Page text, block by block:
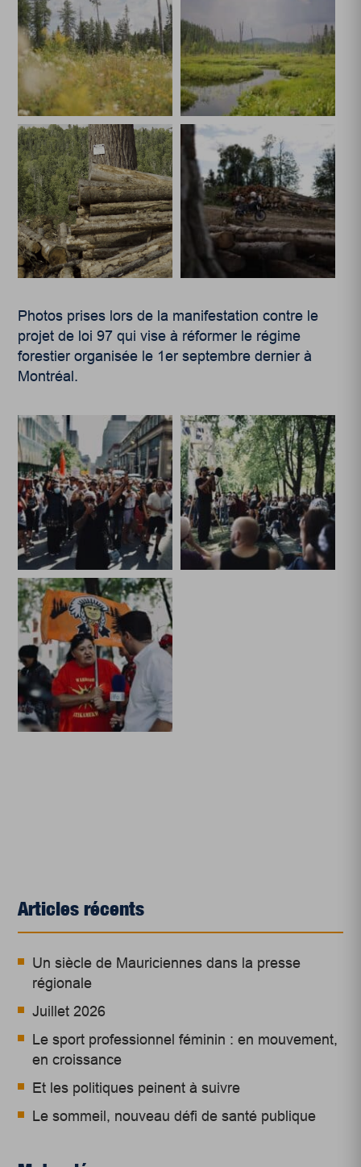
Photos prises lors de la manifestation contre le
projet de loi 97 qui vise à réformer le régime
forestier organisée le 1er septembre dernier à
Montréal.
Articles récents
Un siècle de Mauriciennes dans la presse
régionale
Juillet 2026
Le sport professionnel féminin : en mouvement,
en croissance
Et les politiques peinent à suivre
Le sommeil, nouveau défi de santé publique